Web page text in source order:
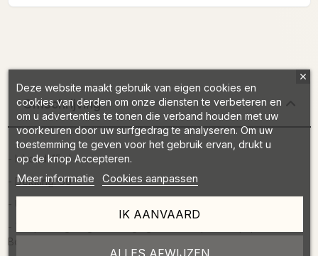
Omschrijving
- Inhoud: 15ml
- Dekking: 60
Deze website maakt gebruik van eigen cookies en
cookies van derden om onze diensten te verbeteren en
om u advertenties te tonen die verband houden met uw
voorkeuren door uw surfgedrag te analyseren. Om uw
toestemming te geven voor het gebruik ervan, drukt u
op de knop Accepteren.
Meer informatie Cookies aanpassen
ALLES AFWIJZEN
IK AANVAARD